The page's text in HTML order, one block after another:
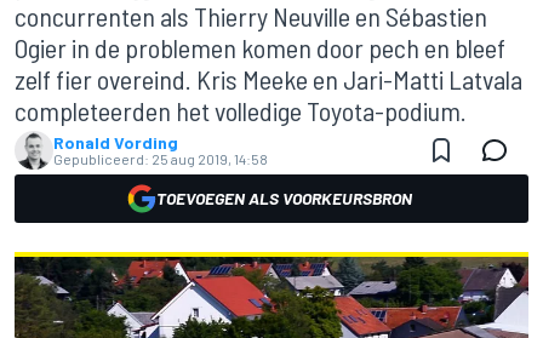
concurrenten als Thierry Neuville en Sébastien
Ogier in de problemen komen door pech en bleef
zelf fier overeind. Kris Meeke en Jari-Matti Latvala
completeerden het volledige Toyota-podium.
Ronald Vording
Gepubliceerd: 25 aug 2019, 14:58
TOEVOEGEN ALS VOORKEURSBRON